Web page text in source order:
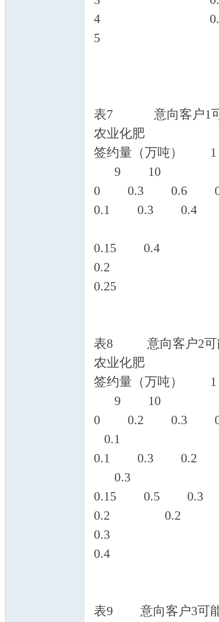
4
5
表7 意向客户1可
农业化肥
签约量（
9 10
0 0.3
0.1 0.3
0.2
表8 意向客户2可能
农业化肥
签约量（
9 10
0 0.2
0.1
0.1 0.3
0.3
0.15
0.2
表9 意向客户3可能